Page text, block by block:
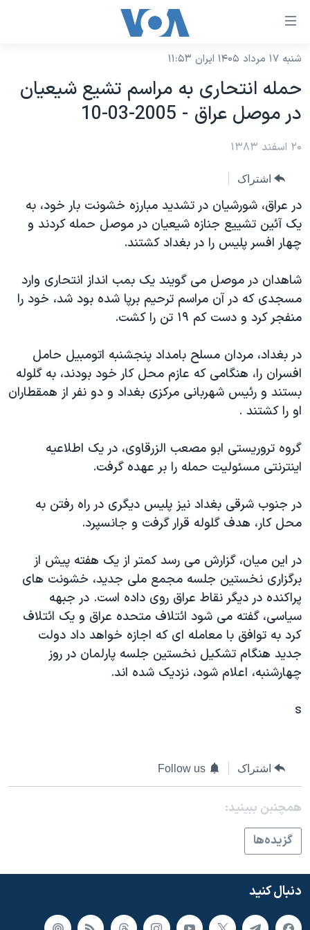
لینکهای
دسترسی
جهش
محتوای
اصلی
اصلی
جهش
جستجو
نسخه سبک وب‌سایت
موضوع ها
ایران
آمریکا
جهان
ورزشی
گزیده‌ها
ویژه برنامه‌ها
ویدیوها
فرهنگ و زندگی
حقوق شهروندی
اقتصادی
علم و فناوری
گالری عکس
آرشیو پخش زنده
برنامه های تلویزیونی
جدول برنامه ها
صفحه‌های ویژه
جام جهانی ۲۰۲۶
عملیات خشم حماسی
۲۵۰سالگی آمریکا
بایگانی برنامه‌های تلویزیونی
مستندها
انتخابات ریاست جمهوری آمریکا ۲۰۲۴
حمله جمهوری اسلامی به اسرائیل
رمز مهسا
اعتراضات زن، زندگی، آزادی
مجموعه مستندهای دادخواهی
تریبونال مردمی آبان ۹۸
دادگاه حمید نوری
قانون شفافیت دارائی کادر رهبری ایران
اعتراضات مردمی آبان ۹۸
اسرائیل در جنگ
نرگس محمدی برنده جایزه نوبل صلح
همایش محافظه‌کاران آمریکا «سی‌پک»
فرکانس‌های صدای آمریکا
پخش رادیویی
یادگیری زبان انگلیسی
دنبال کنید
زبانهای مختلف
شنبه ۱۷ مرداد ۱۴۰۵ ایران ۱۱:۵۳
حمله انتحاری به مراسم تشيع شيعيان
در موصل عراق - 2005-03-10
۲۰ اسفند ۱۳۸۳
اشتراک
در عراق، شورشيان در تشديد مبارزه خشونت بار خود، به
يک آئين تشييع جنازه شيعيان در موصل حمله کردند و
چهار افسر پليس را در بغداد کشتند.
شاهدان در موصل می گويند يک بمب انداز انتحاری وارد
مسجدی که در آن مراسم ترحيم برپا شده بود شد، خود را
منفجر کرد و دست کم ۱۹ تن را کشت.
در بغداد، مردان مسلح بامداد پنجشنبه اتومبيل حامل
افسران را، هنگامی که عازم محل کار خود بودند، به گلوله
بستند و رئيس شهربانی مرکزی بغداد و دو نفر از همقطاران
او را کشتند .
گروه تروريستی ابو مصعب الزرقاوی، در يک اطلاعيه
اينترنتی مسئوليت حمله را بر عهده گرفت.
در جنوب شرقی بغداد نيز پليس ديگری در راه رفتن به
محل کار، هدف گلوله قرار گرفت و جانسپرد.
در اين ميان، گزارش می رسد کمتر از يک هفته پيش از
برگزاری نخستين جلسه مجمع ملی جديد، خشونت های
پراکنده در ديگر نقاط عراق روی داده است. در جبهه
سياسی، گفته می شود ائتلاف متحده عراق و يک ائتلاف
کرد به توافق با معامله ای که اجازه خواهد داد دولت
جديد هنگام تشکيل نخستين جلسه پارلمان در روز
چهارشنبه، اعلام شود، نزديک شده اند.
s
اشتراک Follow us
همچنبن ببینید:
گزيده‌ها
دنبال کنید